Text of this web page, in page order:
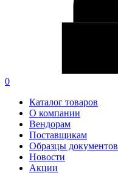
0
Каталог товаров
О компании
Вендорам
Поставщикам
Образцы документов
Новости
Акции